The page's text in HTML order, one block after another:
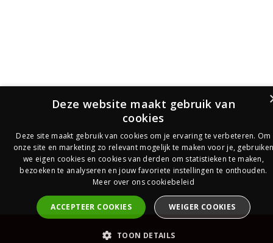
PrijsOfferte
Deze website maakt gebruik van
cookies
Deze site maakt gebruik van cookies om je ervaring te verbeteren. Om
onze site en marketing zo relevant mogelijk te maken voor je,
we eigen cookies en cookies van derden om statistieken te maken,
bezoeken te analyseren en jouw favoriete instellingen te onthouden.
Meer over ons cookiebeleid
ACCEPTEER COOKIES WEIGER COOKIES
TOON DETAILS